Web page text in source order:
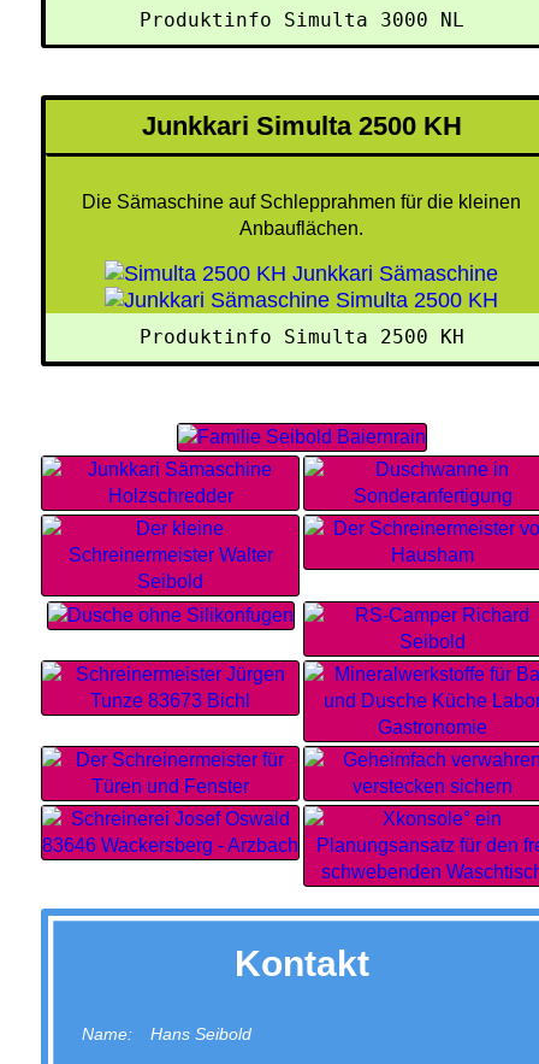
Produktinfo Simulta 3000 NL
Junkkari Simulta 2500 KH
Die Sämaschine auf Schlepprahmen für die kleinen
Anbauflächen.
Produktinfo Simulta 2500 KH
Kontakt
Name: Hans Seibold